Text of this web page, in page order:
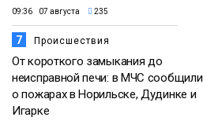
09:36 07 августа 235
7 Происшествия
От короткого замыкания до
неисправной печи: в МЧС сообщили
о пожарах в Норильске, Дудинке и
Игарке